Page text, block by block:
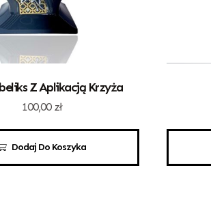
Dodaj Do Koszyka
Z Aplikacją Krzyża
100,00 zł